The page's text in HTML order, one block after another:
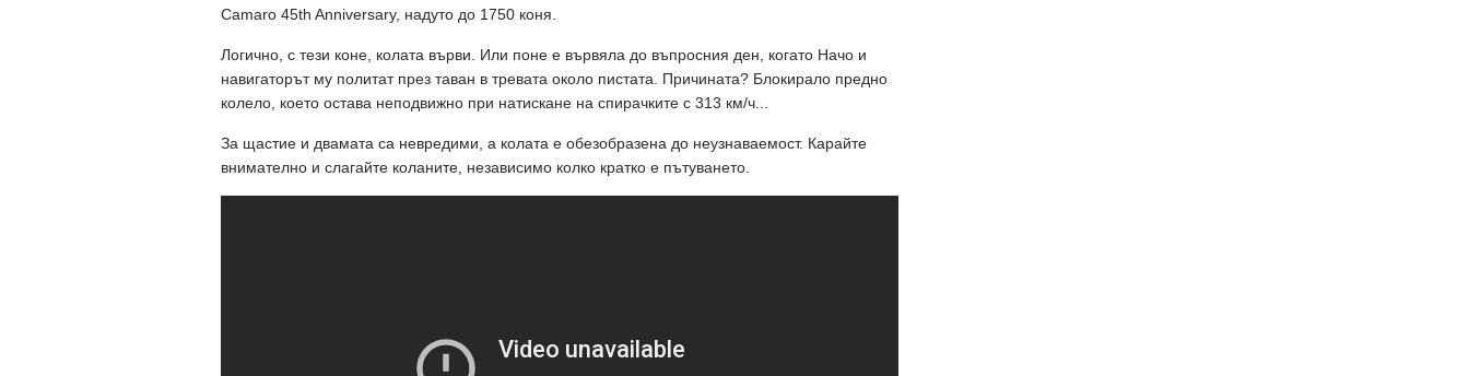
Camaro 45th Anniversary, надуто до 1750 коня.
Логично, с тези коне, колата върви. Или поне е вървяла до въпросния ден, когато Начо и
навигаторът му политат през таван в тревата около пистата. Причината? Блокирало предно
колело, което остава неподвижно при натискане на спирачките с 313 км/ч...
За щастие и двамата са невредими, а колата е обезобразена до неузнаваемост. Карайте
внимателно и слагайте коланите, независимо колко кратко е пътуването.